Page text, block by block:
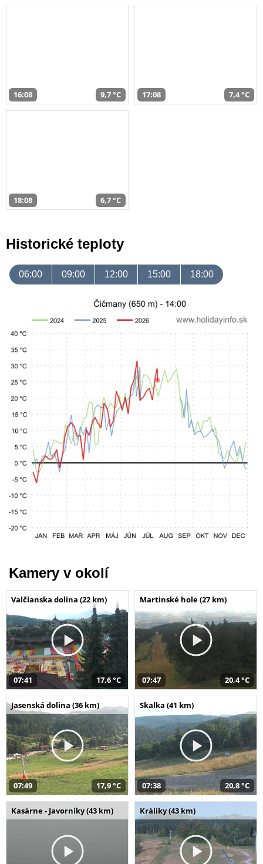
16:08 9,7 °C 17:08 7,4 °C
18:08 6,7 °C
Historické teploty
06:00 09:00 12:00 15:00 18:00
Kamery v okolí
Valčianska dolina (22 km)
07:41 17,6 °C
Martinské hole (27 km)
07:47 20,4 °C
Jasenská dolina (36 km)
07:49 17,9 °C
Skalka (41 km)
07:38 20,8 °C
Kasárne - Javorníky (43 km) Králiky (43 km)